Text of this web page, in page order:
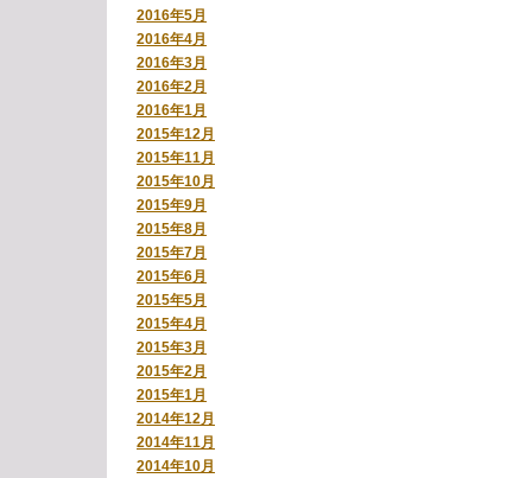
2016年5月
2016年4月
2016年3月
2016年2月
2016年1月
2015年12月
2015年11月
2015年10月
2015年9月
2015年8月
2015年7月
2015年6月
2015年5月
2015年4月
2015年3月
2015年2月
2015年1月
2014年12月
2014年11月
2014年10月